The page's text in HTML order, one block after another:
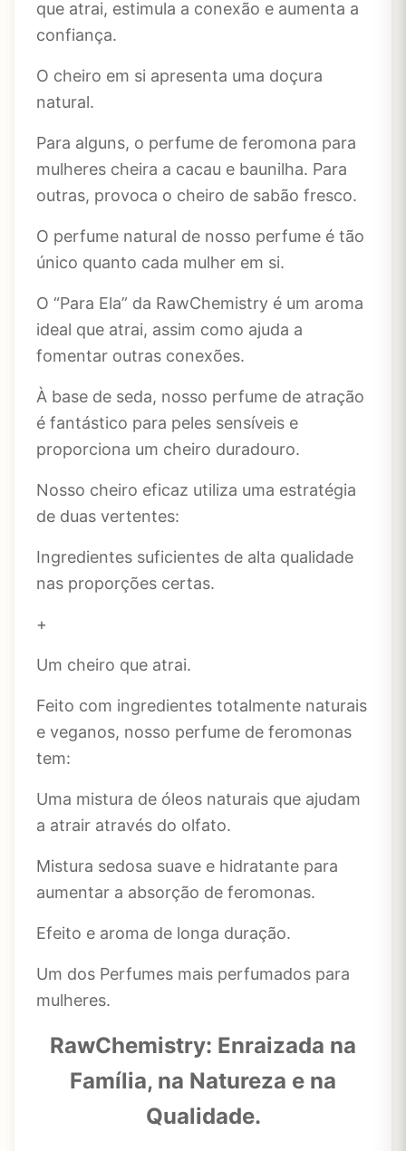
que atrai, estimula a conexão e aumenta a
confiança.
O cheiro em si apresenta uma doçura
natural.
Para alguns, o perfume de feromona para
mulheres cheira a cacau e baunilha. Para
outras, provoca o cheiro de sabão fresco.
O perfume natural de nosso perfume é tão
único quanto cada mulher em si.
O “Para Ela” da RawChemistry é um aroma
ideal que atrai, assim como ajuda a
fomentar outras conexões.
À base de seda, nosso perfume de atração
é fantástico para peles sensíveis e
proporciona um cheiro duradouro.
Nosso cheiro eficaz utiliza uma estratégia
de duas vertentes:
Ingredientes suficientes de alta qualidade
nas proporções certas.
+
Um cheiro que atrai.
Feito com ingredientes totalmente naturais
e veganos, nosso perfume de feromonas
tem:
Uma mistura de óleos naturais que ajudam
a atrair através do olfato.
Mistura sedosa suave e hidratante para
aumentar a absorção de feromonas.
Efeito e aroma de longa duração.
Um dos Perfumes mais perfumados para
mulheres.
RawChemistry: Enraizada na
Família, na Natureza e na
Qualidade.